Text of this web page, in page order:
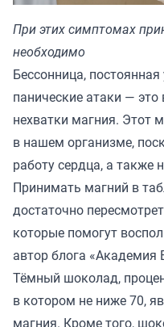
При этих симптомах
необходимо
Бессонница,
панические атаки —
нехватки магния. Этот
в нашем организме,
работу сердца, а также
Принимать магний в
достаточно
которые помогут
автор блога «Академия
Тёмный шоколад,
в котором не ниже 70,
магния. Кроме того,